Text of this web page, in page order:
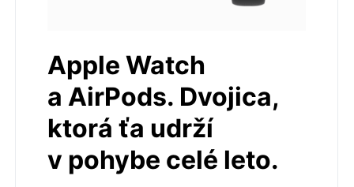
Apple Watch
a AirPods. Dvojica,
ktorá ťa udrží
v pohybe celé leto.